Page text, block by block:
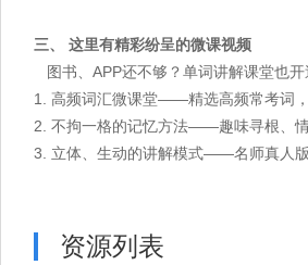
三、 这里有精彩纷呈的微课视频
图书、APP还不够？单词讲解课堂也开
1. 高频词汇微课堂——精选高频常考词，
2. 不拘一格的记忆方法——趣味寻根、
3. 立体、生动的讲解模式——名师真人
资源列表